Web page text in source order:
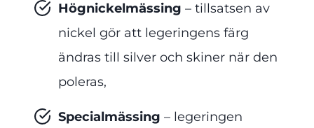
Högnickelmässing – tillsatsen av
nickel gör att legeringens färg
ändras till silver och skiner när den
poleras,
Specialmässing – legeringen